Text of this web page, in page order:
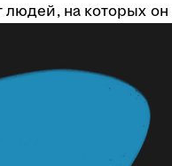
людей, на которых